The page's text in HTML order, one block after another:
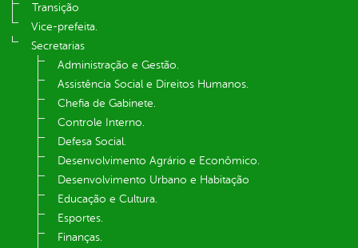
Transição
Vice-prefeita.
Secretarias
Administração e Gestão.
Assistência Social e Direitos Humanos.
Chefia de Gabinete.
Controle Interno.
Defesa Social.
Desenvolvimento Agrário e Econômico.
Desenvolvimento Urbano e Habitação
Educação e Cultura.
Esportes.
Finanças.